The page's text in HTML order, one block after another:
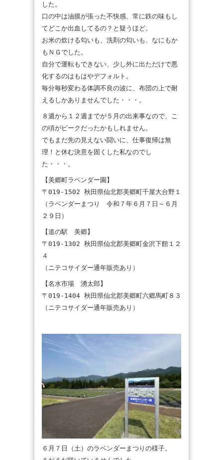
した。
口の中は油膜が張った不快感、常に鉄の味もし
てどこか出血してるの？と疑うほど。
お米の炊ける匂いも、洗剤の匂いも、なにもか
もＮＧでした。
自分で運転もできない、少し外に出ただけで悪
化するのはもはやデフォルト。
毎分毎秒変わる体調不良の波に、布団の上で耐
えるしかありませんでした・・・。
８週から１２週までが５月の出来事なので、こ
の頃がピークだったかもしれません。
でもまだ先の見えない闘いに、仕事復帰は無
理！と休む決意を固くした私なのでし
た・・・。
【美郷町ラベンダー園】
〒019-1502 秋田県仙北郡美郷町千屋大台野１
（ラベンダーまつり 令和７年６月７日～６月
２９日）
【道の駅 美郷】
〒019-1302 秋田県仙北郡美郷町金沢下館１２
４
（ニテコサイダー通年販売あり）
【名水市場 湧太郎】
〒019-1404 秋田県仙北郡美郷町六郷馬町８３
（ニテコサイダー通年販売あり）
６月７日（土）のラベンダーまつりの様子。